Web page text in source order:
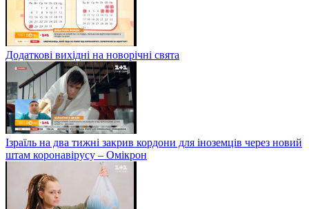
Додаткові вихідні на новорічні свята
Ізраїль на два тижні закрив кордони для іноземців через новий
штам коронавірусу – Омікрон